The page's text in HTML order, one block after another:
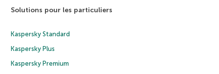
Solutions pour les particuliers
Kaspersky Standard
Kaspersky Plus
Kaspersky Premium